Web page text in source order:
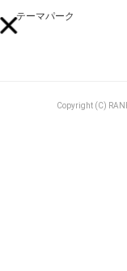
テーマパーク
Copyright (C)